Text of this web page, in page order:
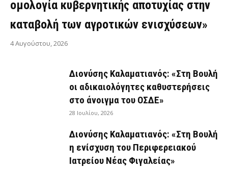
ομολογία κυβερνητικής αποτυχίας στην
καταβολή των αγροτικών ενισχύσεων»
4 Αυγούστου, 2026
Διονύσης Καλαματιανός: «Στη Βουλή
οι αδικαιολόγητες καθυστερήσεις
στο άνοιγμα του ΟΣΔΕ»
28 Ιουλίου, 2026
Διονύσης Καλαματιανός: «Στη Βουλή
η ενίσχυση του Περιφερειακού
Ιατρείου Νέας Φιγαλείας»